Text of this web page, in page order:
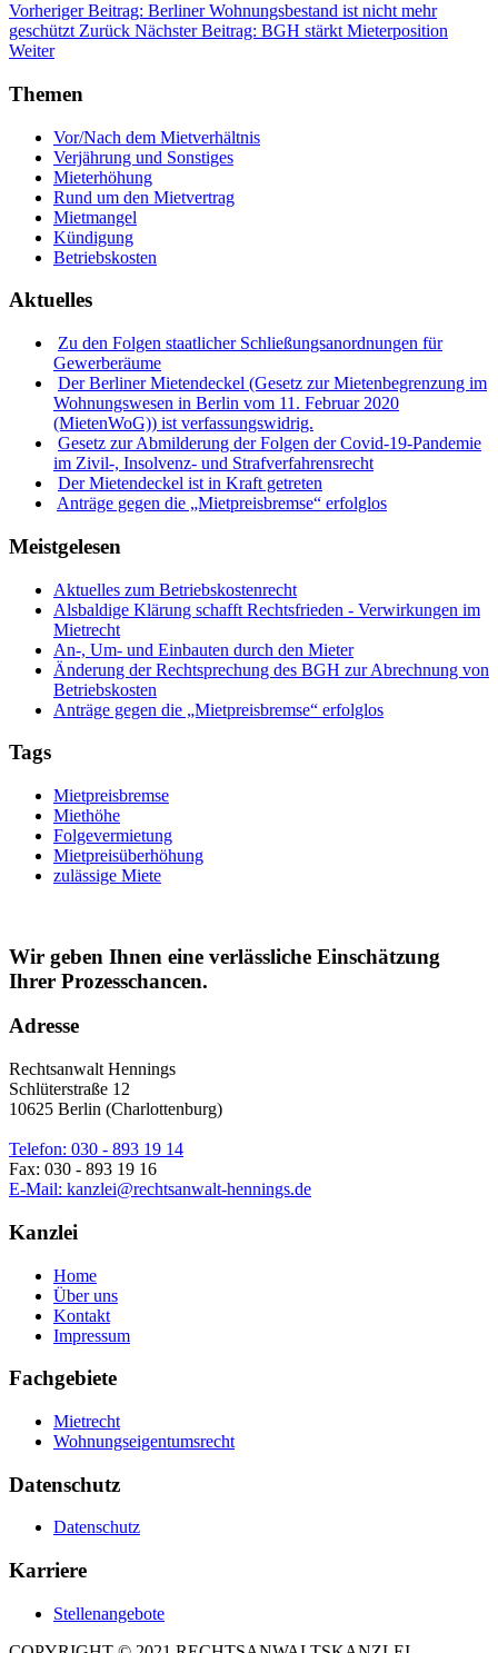
Vorheriger Beitrag: Berliner Wohnungsbestand ist nicht mehr
geschützt Zurück Nächster Beitrag: BGH stärkt Mieterposition
Weiter
Themen
Vor/Nach dem Mietverhältnis
Verjährung und Sonstiges
Mieterhöhung
Rund um den Mietvertrag
Mietmangel
Kündigung
Betriebskosten
Aktuelles
Zu den Folgen staatlicher Schließungsanordnungen für
Gewerberäume
Der Berliner Mietendeckel (Gesetz zur Mietenbegrenzung im
Wohnungswesen in Berlin vom 11. Februar 2020
(MietenWoG)) ist verfassungswidrig.
Gesetz zur Abmilderung der Folgen der Covid-19-Pandemie
im Zivil-, Insolvenz- und Strafverfahrensrecht
Der Mietendeckel ist in Kraft getreten
Anträge gegen die „Mietpreisbremse“ erfolglos
Meistgelesen
Aktuelles zum Betriebskostenrecht
Alsbaldige Klärung schafft Rechtsfrieden - Verwirkungen im
Mietrecht
An-, Um- und Einbauten durch den Mieter
Änderung der Rechtsprechung des BGH zur Abrechnung von
Betriebskosten
Anträge gegen die „Mietpreisbremse“ erfolglos
Tags
Mietpreisbremse
Miethöhe
Folgevermietung
Mietpreisüberhöhung
zulässige Miete
Wir geben Ihnen eine verlässliche Einschätzung
Ihrer Prozesschancen.
Adresse
Rechtsanwalt Hennings
Schlüterstraße 12
10625 Berlin (Charlottenburg)
Telefon: 030 - 893 19 14
Fax: 030 - 893 19 16
E-Mail: kanzlei@rechtsanwalt-hennings.de
Kanzlei
Home
Über uns
Kontakt
Impressum
Fachgebiete
Mietrecht
Wohnungseigentumsrecht
Datenschutz
Datenschutz
Karriere
Stellenangebote